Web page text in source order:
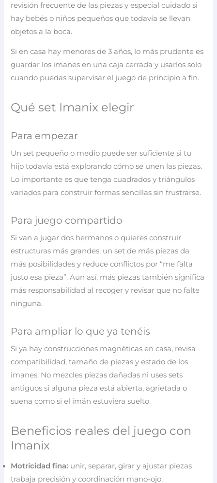
revisión frecuente de las piezas y especial cuidado si
hay bebés o niños pequeños que todavía se llevan
objetos a la boca.
Si en casa hay menores de 3 años, lo más prudente es
guardar los imanes en una caja cerrada y usarlos solo
cuando puedas supervisar el juego de principio a fin.
Qué set Imanix elegir
Para empezar
Un set pequeño o medio puede ser suficiente si tu
hijo todavía está explorando cómo se unen las piezas.
Lo importante es que tenga cuadrados y triángulos
variados para construir formas sencillas sin frustrarse.
Para juego compartido
Si van a jugar dos hermanos o quieres construir
estructuras más grandes, un set de más piezas da
más posibilidades y reduce conflictos por “me falta
justo esa pieza”. Aun así, más piezas también significa
más responsabilidad al recoger y revisar que no falte
ninguna.
Para ampliar lo que ya tenéis
Si ya hay construcciones magnéticas en casa, revisa
compatibilidad, tamaño de piezas y estado de los
imanes. No mezcles piezas dañadas ni uses sets
antiguos si alguna pieza está abierta, agrietada o
suena como si el imán estuviera suelto.
Beneficios reales del juego con
Imanix
Motricidad fina: unir, separar, girar y ajustar piezas
trabaja precisión y coordinación mano-ojo.